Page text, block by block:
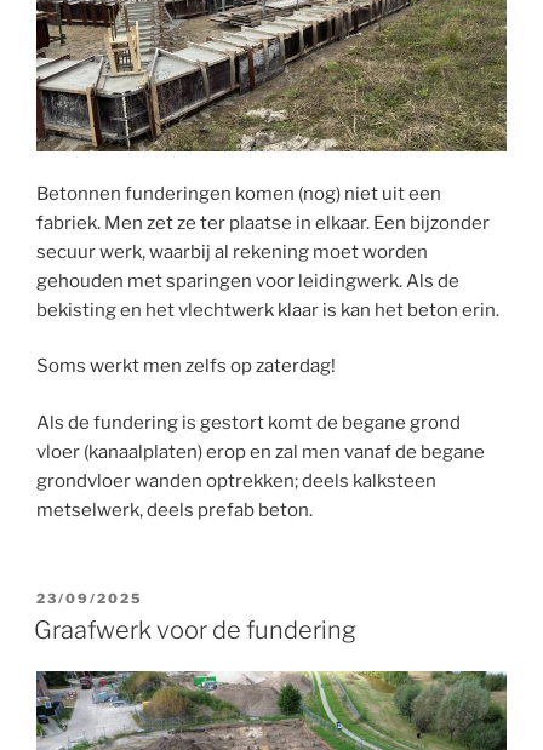
Betonnen funderingen komen (nog) niet uit een
fabriek. Men zet ze ter plaatse in elkaar. Een bijzonder
secuur werk, waarbij al rekening moet worden
gehouden met sparingen voor leidingwerk. Als de
bekisting en het vlechtwerk klaar is kan het beton erin.
Soms werkt men zelfs op zaterdag!
Als de fundering is gestort komt de begane grond
vloer (kanaalplaten) erop en zal men vanaf de begane
grondvloer wanden optrekken; deels kalksteen
metselwerk, deels prefab beton.
GEPLAATST
OP
23/09/2025
Graafwerk voor de fundering